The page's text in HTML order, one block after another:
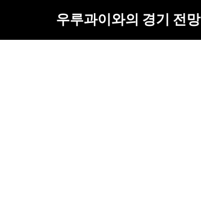
우루과이와의 경기 전망